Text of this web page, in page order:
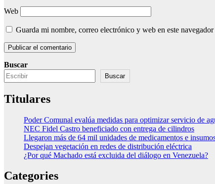
Web
Guarda mi nombre, correo electrónico y web en este
Buscar
Buscar
Titulares
Poder Comunal evalúa medidas para optimizar servicio de
NEC Fidel Castro beneficiado con entrega de cilindros
Llegaron más de 64 mil unidades de medicamentos e
Despejan vegetación en redes de distribución eléctrica
¿Por qué Machado está excluida del diálogo en Venezuela?
Categories